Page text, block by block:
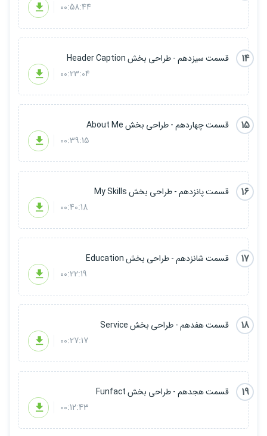
00:58:44
14
قسمت سیزدهم - طراحی بخش Header Caption
00:23:04
15
قسمت چهاردهم - طراحی بخش About Me
00:39:15
16
قسمت پانزدهم - طراحی بخش My Skills
00:40:18
17
قسمت شانزدهم - طراحی بخش Education
00:22:19
18
قسمت هفدهم - طراحی بخش Service
00:27:17
19
قسمت هجدهم - طراحی بخش Funfact
00:12:43